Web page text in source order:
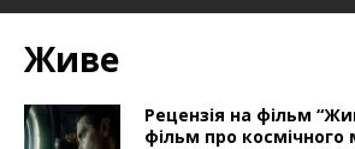
Живе
Рецензія на фільм
фільм про космічного